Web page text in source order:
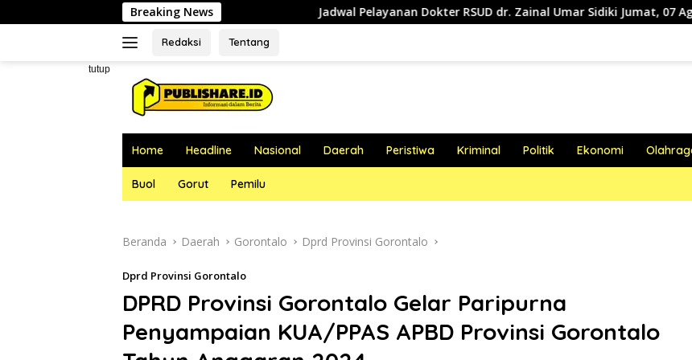
ke
Breaking NewsJadwal Pelayanan Dokter RSUD dr. Zainal Umar Sidiki Jumat, 07 Agustus 2026
Redaksi Tentang
tutup
Home Headline Nasional Daerah Peristiwa Kriminal Politik Ekonomi
Buol Gorut Pemilu
Beranda Daerah Gorontalo Dprd Provinsi Gorontalo
Dprd Provinsi Gorontalo
DPRD Provinsi Gorontalo Gelar Paripurna
Penyampaian KUA/PPAS APBD Provinsi Gorontalo